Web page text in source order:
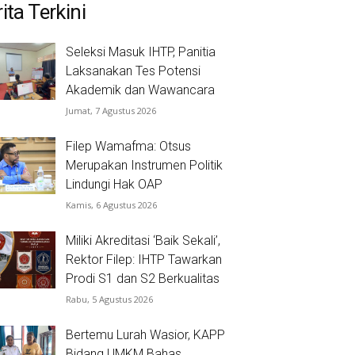
Terkini
Seleksi Masuk IHTP, Panitia
Laksanakan Tes Potensi
Akademik dan Wawancara
Jumat, 7 Agustus 2026
Filep Wamafma: Otsus
Merupakan Instrumen Politik
Lindungi Hak OAP
Kamis, 6 Agustus 2026
Miliki Akreditasi ‘Baik Sekali’,
Rektor Filep: IHTP Tawarkan
Prodi S1 dan S2 Berkualitas
Rabu, 5 Agustus 2026
Bertemu Lurah Wasior, KAPP